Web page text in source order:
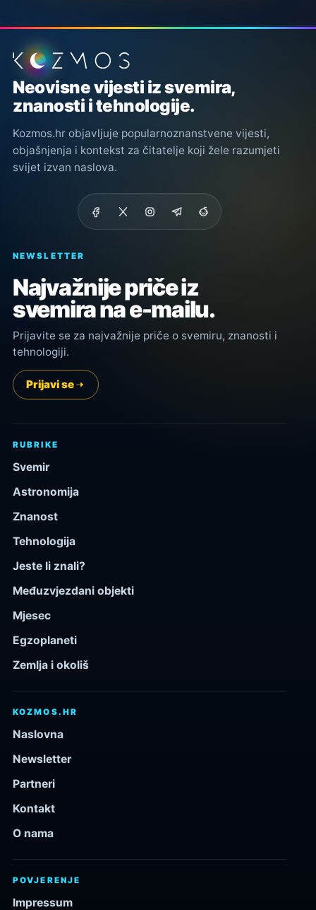
Podnožje stranice
Neovisne vijesti iz svemira,
znanosti i tehnologije.
Kozmos.hr objavljuje popularnoznanstvene vijesti,
objašnjenja i kontekst za čitatelje koji žele razumjeti
svijet izvan naslova.
NEWSLETTER
Najvažnije priče iz
svemira na e-mailu.
Prijavite se za najvažnije priče o svemiru, znanosti i
tehnologiji.
Prijavi se
RUBRIKE
Svemir
Astronomija
Znanost
Tehnologija
Jeste li znali?
Međuzvjezdani objekti
Mjesec
Egzoplaneti
Zemlja i okoliš
KOZMOS.HR
Naslovna
Newsletter
Partneri
Kontakt
O nama
POVJERENJE
Impressum